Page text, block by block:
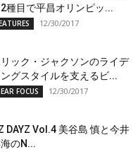
種目で平昌オリンピッ...
12/30/2017
ック・ジャクソンのライデ
ングスタイルを支えるビ...
FOCUS 12/30/2017
DAYZ Vol.4 美谷島 慎と今井
のN...